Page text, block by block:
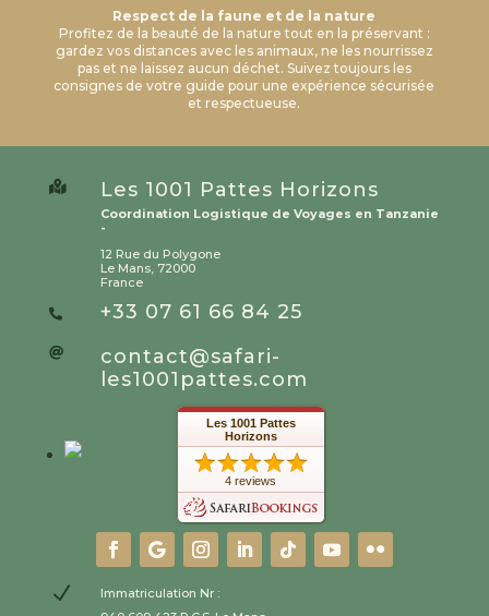
Respect de la faune et de la nature
Profitez de la beauté de la nature tout en la préservant :
gardez vos distances avec les animaux, ne les nourrissez
pas et ne laissez aucun déchet. Suivez toujours les
consignes de votre guide pour une expérience sécurisée
et respectueuse.
 Les 1001 Pattes Horizons
Coordination Logistique de Voyages en Tanzanie
-
12 Rue du Polygone
Le Mans, 72000
France
 +33 07 61 66 84 25

contact@safari-
les1001pattes.com
Les 1001 Pattes
Horizons
4 reviews
N
Immatriculation Nr :